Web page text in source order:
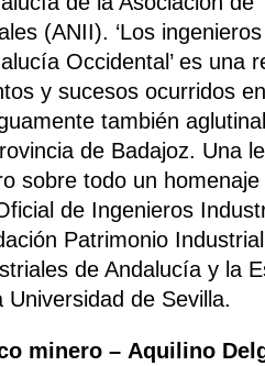
(ANII). ‘Los ingenieros
Occidental’ es una
y sucesos ocurridos
también
de Badajoz. Una
sobre todo un
de Ingenieros
Patrimonio
de Andalucía y la
de Sevilla.
minero – Aquilino